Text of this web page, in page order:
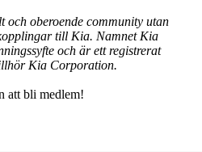
och oberoende community utan
till Kia. Namnet Kia
och är ett registrerat
Kia Corporation.
att bli medlem!